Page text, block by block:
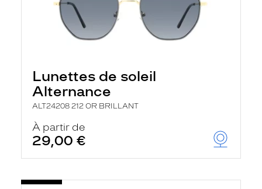
Lunettes de soleil
Alternance
ALT24208 212 OR BRILLANT
À partir de
29,00 €